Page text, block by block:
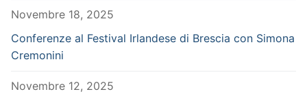
Novembre 18, 2025
Conferenze al Festival Irlandese di Brescia con Simona
Cremonini
Novembre 12, 2025